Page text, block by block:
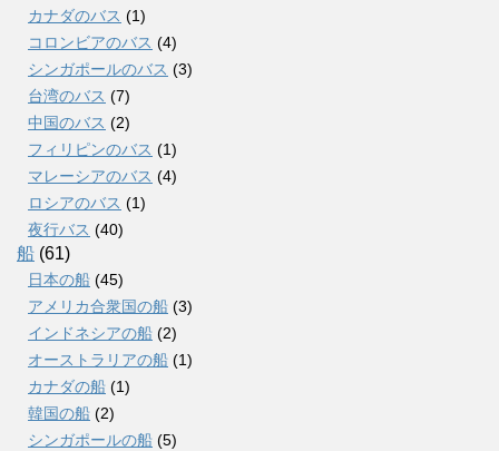
カナダのバス (1)
コロンビアのバス (4)
シンガポールのバス (3)
台湾のバス (7)
中国のバス (2)
フィリピンのバス (1)
マレーシアのバス (4)
ロシアのバス (1)
夜行バス (40)
船 (61)
日本の船 (45)
アメリカ合衆国の船 (3)
インドネシアの船 (2)
オーストラリアの船 (1)
カナダの船 (1)
韓国の船 (2)
シンガポールの船 (5)